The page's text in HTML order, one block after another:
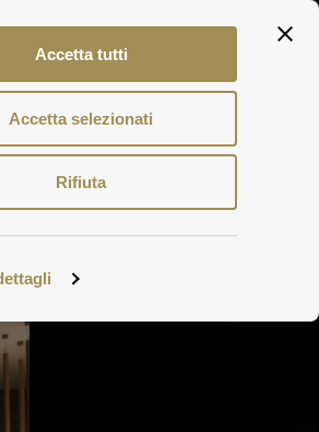
Accetta tutti
Accetta selezionati
Rifiuta
Tour.